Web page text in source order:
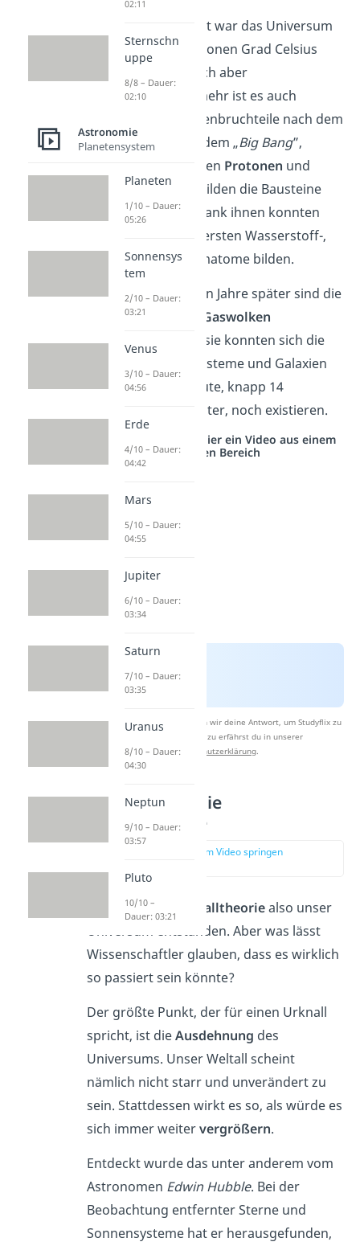
Zu diesem Zeitpunkt war das Universum
noch circa zehn Billionen Grad Celsius
heiß. Je weiter es sich aber
ausdehnte, umso mehr ist es auch
. Sekundenbruchteile nach dem
Urknall, oder auch dem „Big Bang”,
entstanden die ersten Protonen und
Neutronen. Diese bilden die Bausteine
von Atomkernen. Dank ihnen konnten
sich schließlich die ersten Wasserstoff-,
Helium- und Lithiumatome bilden.
100 bis 200 Millionen Jahre später sind die
erstenStaub
Gaswolken
entstanden. Durch sie konnten sich die
Planeten, Sonnensysteme und Galaxien
bilden, die auch heute, knapp 14
Milliarden Jahre später, noch existieren.
Studyflix vernetzt: Hier ein Video aus einem
anderen Bereich
Nach Beantwortung speichern wir deine Antwort, um Studyflix zu
verbessern. Mehr dazu erfährst du in unserer
Datenschutzerklärung.
Hinweise für die
Urknalltheorie
zur Stelle im Video springen
So ist laut der Urknalltheoriealso unser
Universum entstanden. Aber was lässt
Wissenschaftler glauben, dass es wirklich
so passiert sein könnte?
Der größte Punkt, der für einen Urknall
spricht, ist dieAusdehnung des
Universums. Unser Weltall scheint
nämlich nicht starr und unverändert zu
sein. Stattdessen wirkt es so, als würde es
sich immer weitervergrößern.
Entdeckt wurde das unter anderem vom
Astronomen Edwin Hubble. Bei der
Beobachtung entfernter Sterne und
Sonnensysteme hat er herausgefunden,
02:11
Sternschn
uppe
8/8 – Dauer:
02:10
Astronomie
Planetensystem
Planeten
1/10 – Dauer:
05:26
Sonnensys
tem
2/10 – Dauer:
03:21
Venus
3/10 – Dauer:
04:56
Erde
4/10 – Dauer:
04:42
Mars
5/10 – Dauer:
04:55
Jupiter
6/10 – Dauer:
03:34
Saturn
7/10 – Dauer:
03:35
Uranus
8/10 – Dauer:
04:30
Neptun
9/10 – Dauer:
03:57
Pluto
10/10 –
Dauer: 03:21